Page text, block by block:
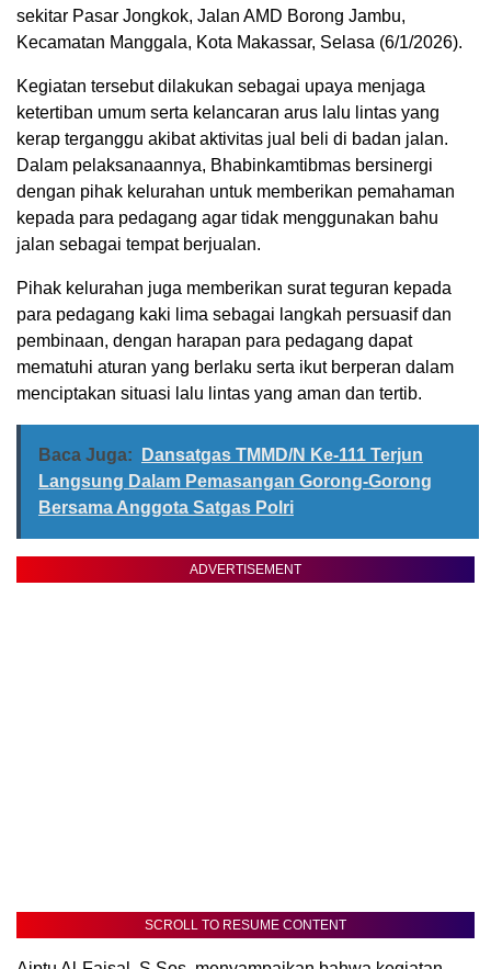
sekitar Pasar Jongkok, Jalan AMD Borong Jambu,
Kecamatan Manggala, Kota Makassar, Selasa (6/1/2026).
Kegiatan tersebut dilakukan sebagai upaya menjaga
ketertiban umum serta kelancaran arus lalu lintas yang
kerap terganggu akibat aktivitas jual beli di badan jalan.
Dalam pelaksanaannya, Bhabinkamtibmas bersinergi
dengan pihak kelurahan untuk memberikan pemahaman
kepada para pedagang agar tidak menggunakan bahu
jalan sebagai tempat berjualan.
Pihak kelurahan juga memberikan surat teguran kepada
para pedagang kaki lima sebagai langkah persuasif dan
pembinaan, dengan harapan para pedagang dapat
mematuhi aturan yang berlaku serta ikut berperan dalam
menciptakan situasi lalu lintas yang aman dan tertib.
Baca Juga:
Dansatgas TMMD/N Ke-111 Terjun
Langsung Dalam Pemasangan Gorong-Gorong
Bersama Anggota Satgas Polri
ADVERTISEMENT
SCROLL TO RESUME CONTENT